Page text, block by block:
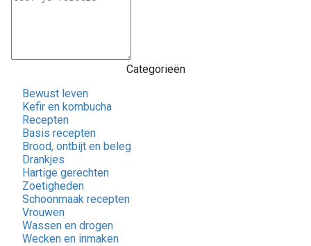
Categorieën
Bewust leven
Kefir en kombucha
Recepten
Basis recepten
Brood, ontbijt en beleg
Drankjes
Hartige gerechten
Zoetigheden
Schoonmaak recepten
Vrouwen
Wassen en drogen
Wecken en inmaken